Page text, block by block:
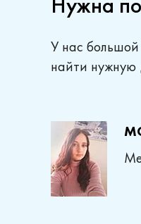
У нас
найти нужную